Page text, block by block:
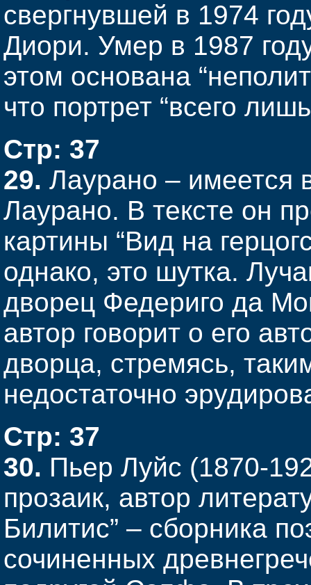
свергнувшей в 1974
Диори. Умер в 1987
этом основана
что портрет “всего
Стр: 37
29. Лаурано – имеется
Лаурано. В тексте он
картины “Вид на
однако, это шутка.
дворец Федериго да
автор говорит о его
дворца, стремясь,
недостаточно
Стр: 37
30. Пьер Луйс (1870-
прозаик, автор
Билитис” – сборника
сочиненных